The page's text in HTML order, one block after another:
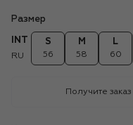
Размер
INT
RU
S
56
M
58
L
60
Получите